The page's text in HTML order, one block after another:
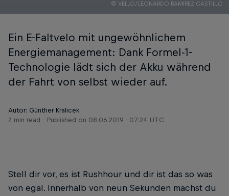
© VELLO/LEONARDO RAMIREZ CASTILLO
Ein E-Faltvelo mit ungewöhnlichem
Energiemanagement: Dank Formel-1-
Technologie lädt sich der Akku während
der Fahrt von selbst wieder auf.
Autor: Günther Kralicek
2 min read
Published on 08.06.2019 · 07:24 UTC
Stell dir vor, es ist Rushhour und dir ist das so was
von egal. Innerhalb von neun Sekunden machst du